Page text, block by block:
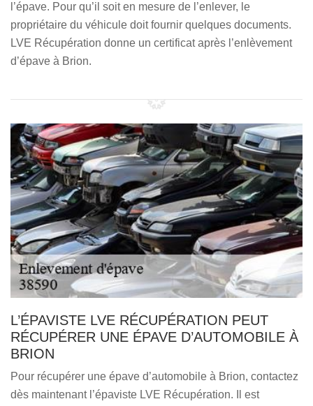
l’épave. Pour qu’il soit en mesure de l’enlever, le
propriétaire du véhicule doit fournir quelques documents.
LVE Récupération donne un certificat après l’enlèvement
d’épave à Brion.
L’ÉPAVISTE LVE RÉCUPÉRATION PEUT
RÉCUPÉRER UNE ÉPAVE D’AUTOMOBILE À
BRION
Pour récupérer une épave d’automobile à Brion, contactez
dès maintenant l’épaviste LVE Récupération. Il est